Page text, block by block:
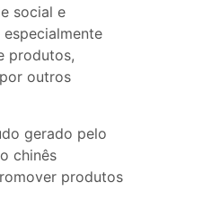
social e
produtos,
outros
gerado pelo
chinês
produtos